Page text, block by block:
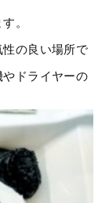
。
の良い場所で
やドライヤーの